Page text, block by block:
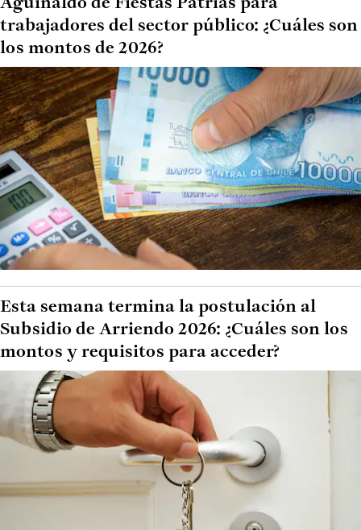
trabajadores del sector público: ¿Cuáles son
los montos de 2026?
Esta semana termina la postulación al
Subsidio de Arriendo 2026: ¿Cuáles son los
montos y requisitos para acceder?